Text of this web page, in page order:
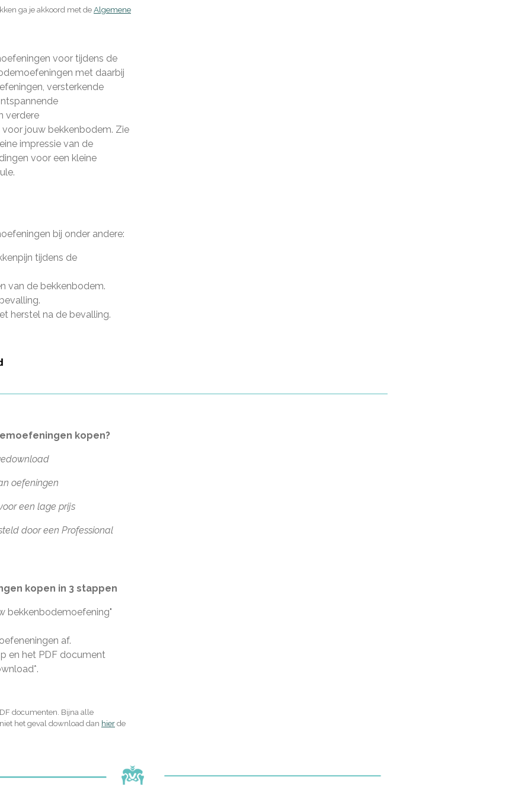
ga je akkoord met deAlgemene
voor tijdens de
met daarbij
versterkende
verdere
jouw bekkenbodem. Zie
impressie van de
voor een kleine
bij onder andere:
tijdens de
van de bekkenbodem.
herstel na de bevalling.
kopen?
oefeningen
een lage prijs
door een Professional
kopen in 3 stappen
bekkenbodemoefening"
af.
en het PDF document
documenten. Bijna alle
het geval download dan hierde